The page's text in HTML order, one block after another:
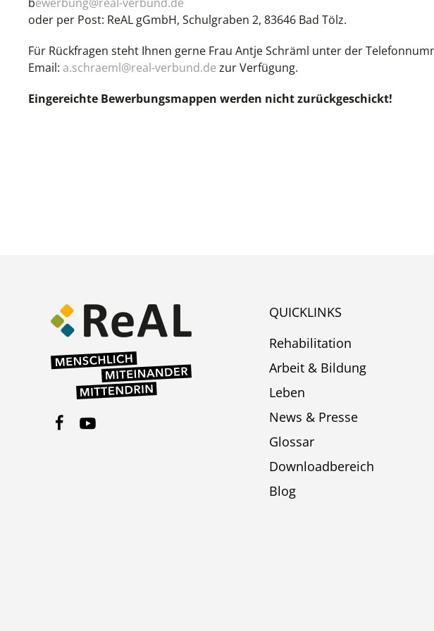
oder per Post: ReAL gGmbH, Schulgraben 2, 83646 Bad Tölz.
Für Rückfragen steht Ihnen gerne Frau Antje Schräml unter der
Email: a.schraeml@real-verbund.de zur Verfügung.
Eingereichte Bewerbungsmappen werden nicht zurückgeschickt!
QUICKLINKS
Rehabilitation
Arbeit & Bildung
Leben
News & Presse
Glossar
Downloadbereich
Blog